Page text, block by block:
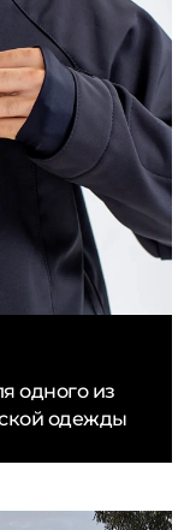
одного из
одежды